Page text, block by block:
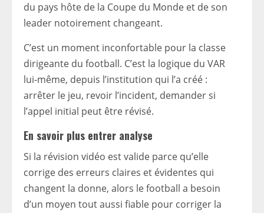
du pays hôte de la Coupe du Monde et de son
leader notoirement changeant.
C’est un moment inconfortable pour la classe
dirigeante du football. C’est la logique du VAR
lui-même, depuis l’institution qui l’a créé :
arrêter le jeu, revoir l’incident, demander si
l’appel initial peut être révisé.
En savoir plus entrer analyse
Si la révision vidéo est valide parce qu’elle
corrige des erreurs claires et évidentes qui
changent la donne, alors le football a besoin
d’un moyen tout aussi fiable pour corriger la